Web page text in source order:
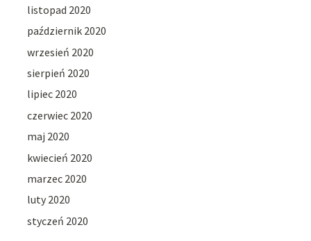
listopad 2020
październik 2020
wrzesień 2020
sierpień 2020
lipiec 2020
czerwiec 2020
maj 2020
kwiecień 2020
marzec 2020
luty 2020
styczeń 2020